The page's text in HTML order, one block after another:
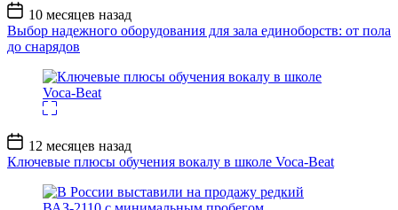
Дата
записи
10 месяцев назад
Выбор надежного оборудования для зала единоборств: от пола
до снарядов
Дата
записи
12 месяцев назад
Ключевые плюсы обучения вокалу в школе Voca-Beat